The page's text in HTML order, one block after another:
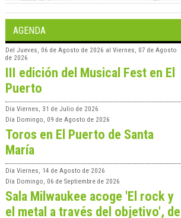
AGENDA
Del Jueves, 06 de Agosto de 2026 al Viernes, 07 de Agosto
de 2026
III edición del Musical Fest en El
Puerto
Día Viernes, 31 de Julio de 2026
Día Domingo, 09 de Agosto de 2026
Toros en El Puerto de Santa
María
Día Viernes, 14 de Agosto de 2026
Día Domingo, 06 de Septiembre de 2026
Sala Milwaukee acoge 'El rock y
el metal a través del objetivo', de